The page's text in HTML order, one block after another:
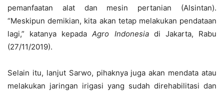
pemanfaatan alat dan mesin pertanian (Alsintan).
“Meskipun demikian, kita akan tetap melakukan pendataan
lagi,” katanya kepadaAgro Indonesiadi Jakarta, Rabu
(27/11/2019).
Selain itu, lanjut Sarwo, pihaknya juga akan mendata atau
melakukan jaringan irigasi yang sudah direhabilitasi dan